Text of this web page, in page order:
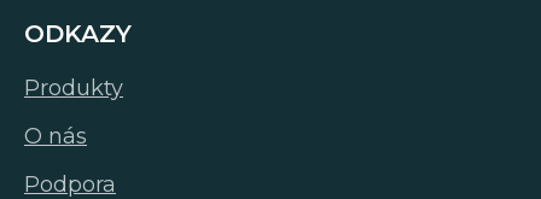
ODKAZY
Produkty
O nás
Podpora